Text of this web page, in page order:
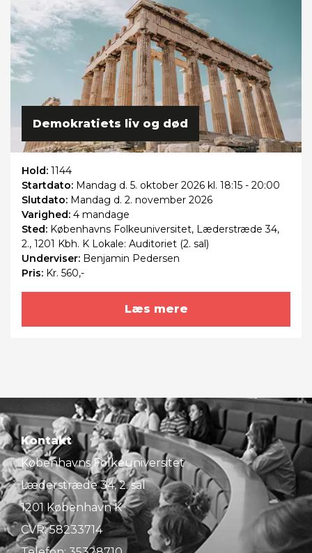
Demokratiets liv og død
Hold: 1144
Startdato: Mandag d. 5. oktober 2026 kl. 18:15 - 20:00
Slutdato: Mandag d. 2. november 2026
Varighed: 4 mandage
Sted: Københavns Folkeuniversitet, Læderstræde 34,
2., 1201 Kbh. K Lokale: Auditoriet (2. sal)
Underviser: Benjamin Pedersen
Pris: Kr. 560,-
Læs mere
Kontakt
Københavns Folkeuniversitet
Læderstræde 34, 2. sal
1201 København K
CVR: 58233714